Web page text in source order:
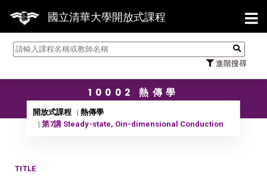
國立清華大學開放式課程
進階搜尋
【
10002 熱傳學
開放式課程
熱傳學
第7講 Steady-state, Oin-dimensional Conduction
TITLE